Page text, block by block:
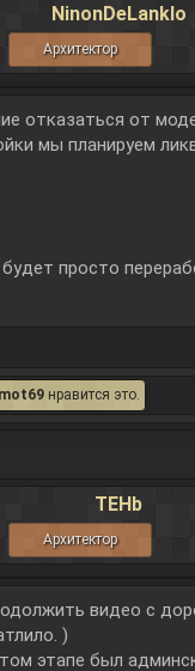
NinonDeLanklo
Архитектор
отказаться от
мы планируем
просто
mot69 нравится это.
TEHb
Архитектор
видео с
)
этапе был